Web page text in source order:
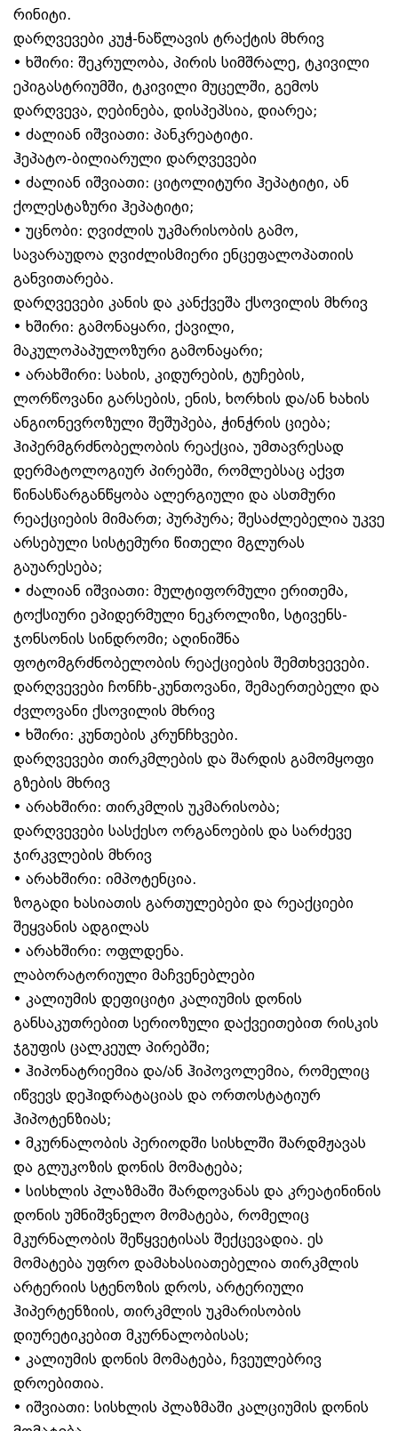
რინიტი.
დარღვევები კუჭ-ნაწლავის ტრაქტის მხრივ
• ხშირი: შეკრულობა, პირის სიმშრალე, ტკივილი
ეპიგასტრიუმში, ტკივილი მუცელში, გემოს
დარღვევა, ღებინება, დისპეპსია, დიარეა;
• ძალიან იშვიათი: პანკრეატიტი.
ჰეპატო-ბილიარული დარღვევები
• ძალიან იშვიათი: ციტოლიტური ჰეპატიტი, ან
ქოლესტაზური ჰეპატიტი;
• უცნობი: ღვიძლის უკმარისობის გამო,
სავარაუდოა ღვიძლისმიერი ენცეფალოპათიის
განვითარება.
დარღვევები კანის და კანქვეშა ქსოვილის მხრივ
• ხშირი: გამონაყარი, ქავილი,
მაკულოპაპულოზური გამონაყარი;
• არახშირი: სახის, კიდურების, ტუჩების,
ლორწოვანი გარსების, ენის, ხორხის და/ან ხახის
ანგიონევროზული შეშუპება, ჭინჭრის ციება;
ჰიპერმგრძნობელობის რეაქცია, უმთავრესად
დერმატოლოგიურ პირებში, რომლებსაც აქვთ
წინასწარგანწყობა ალერგიული და ასთმური
რეაქციების მიმართ; პურპურა; შესაძლებელია უკვე
არსებული სისტემური წითელი მგლურას
გაუარესება;
• ძალიან იშვიათი: მულტიფორმული ერითემა,
ტოქსიური ეპიდერმული ნეკროლიზი, სტივენს-
ჯონსონის სინდრომი; აღინიშნა
ფოტომგრძნობელობის რეაქციების შემთხვევები.
დარღვევები ჩონჩხ-კუნთოვანი, შემაერთებელი და
ძვლოვანი ქსოვილის მხრივ
• ხშირი: კუნთების კრუნჩხვები.
დარღვევები თირკმლების და შარდის გამომყოფი
გზების მხრივ
• არახშირი: თირკმლის უკმარისობა;
დარღვევები სასქესო ორგანოების და სარძევე
ჯირკვლების მხრივ
• არახშირი: იმპოტენცია.
ზოგადი ხასიათის გართულებები და რეაქციები
შეყვანის ადგილას
• არახშირი: ოფლდენა.
ლაბორატორიული მაჩვენებლები
• კალიუმის დეფიციტი კალიუმის დონის
განსაკუთრებით სერიოზული დაქვეითებით რისკის
ჯგუფის ცალკეულ პირებში;
• ჰიპონატრიემია და/ან ჰიპოვოლემია, რომელიც
იწვევს დეჰიდრატაციას და ორთოსტატიურ
ჰიპოტენზიას;
• მკურნალობის პერიოდში სისხლში შარდმჟავას
და გლუკოზის დონის მომატება;
• სისხლის პლაზმაში შარდოვანას და კრეატინინის
დონის უმნიშვნელო მომატება, რომელიც
მკურნალობის შეწყვეტისას შექცევადია. ეს
მომატება უფრო დამახასიათებელია თირკმლის
არტერიის სტენოზის დროს, არტერიული
ჰიპერტენზიის, თირკმლის უკმარისობის
დიურეტიკებით მკურნალობისას;
• კალიუმის დონის მომატება, ჩვეულებრივ
დროებითია.
• იშვიათი: სისხლის პლაზმაში კალციუმის დონის